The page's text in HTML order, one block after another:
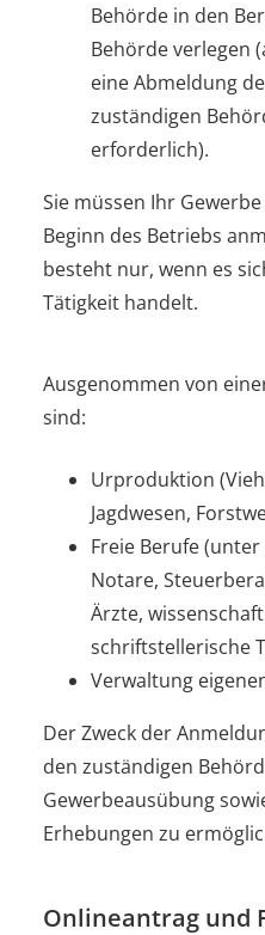
Behörde in den
Behörde verlegen
eine Abmeldung
zuständigen
erforderlich).
Sie müssen Ihr
Beginn des Betriebs
besteht nur, wenn es
Tätigkeit handelt.
Ausgenommen von
sind:
Urproduktion
Jagdwesen,
Freie Berufe
Notare,
Ärzte,
schriftstellerische
Verwaltung
Der Zweck der
den zuständigen
Gewerbeausübung
Erhebungen zu
Onlineantrag und